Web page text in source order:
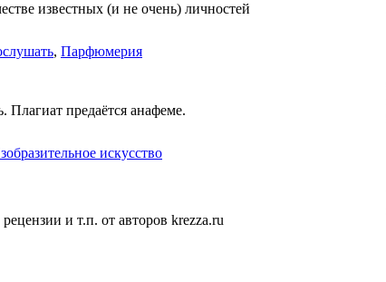
известных (и не очень) личностей
, Парфюмерия
Плагиат предаётся анафеме.
искусство
и т.п. от авторов krezza.ru